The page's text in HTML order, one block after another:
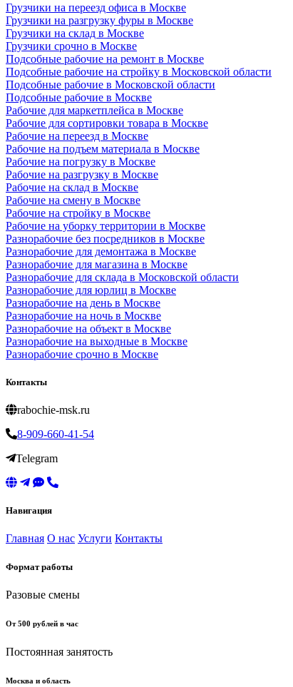
Грузчики на переезд офиса в Москве
Грузчики на разгрузку фуры в Москве
Грузчики на склад в Москве
Грузчики срочно в Москве
Подсобные рабочие на ремонт в Москве
Подсобные рабочие на стройку в Московской области
Подсобные рабочие в Московской области
Подсобные рабочие в Москве
Рабочие для маркетплейса в Москве
Рабочие для сортировки товара в Москве
Рабочие на переезд в Москве
Рабочие на подъем материала в Москве
Рабочие на погрузку в Москве
Рабочие на разгрузку в Москве
Рабочие на склад в Москве
Рабочие на смену в Москве
Рабочие на стройку в Москве
Рабочие на уборку территории в Москве
Разнорабочие без посредников в Москве
Разнорабочие для демонтажа в Москве
Разнорабочие для магазина в Москве
Разнорабочие для склада в Московской области
Разнорабочие для юрлиц в Москве
Разнорабочие на день в Москве
Разнорабочие на ночь в Москве
Разнорабочие на объект в Москве
Разнорабочие на выходные в Москве
Разнорабочие срочно в Москве
Контакты
rabochie-msk.ru
8-909-660-41-54
Telegram
Навигация
Главная О нас Услуги Контакты
Формат работы
Разовые смены
От 500 рублей в час
Постоянная занятость
Москва и область